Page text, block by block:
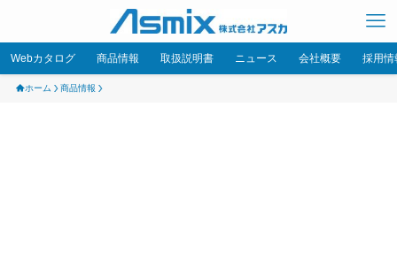
Webカタログ 商品情報 取扱説明書 ニュース 会社概要 採用情
ホーム 商品情報